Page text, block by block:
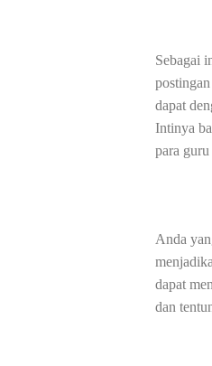
Sebagai
dapat
Intinya
para
Anda
dapat
dan